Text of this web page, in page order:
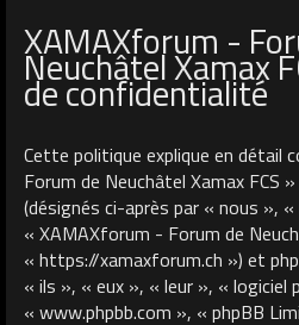
XAMAXforum -
Neuchâtel Xamax
de confidentialité
Cette politique explique en détail
Forum de Neuchâtel Xamax
(désignés ci-après par « nous »,
« XAMAXforum - Forum de
« https://xamaxforum.ch ») et
« ils », « eux », « leur », « logiciel
« www.phpbb.com », « phpBB